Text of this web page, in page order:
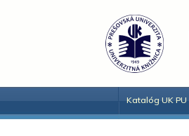
Katalóg UK PU